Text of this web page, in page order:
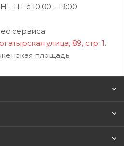
- ПТ с 10:00 - 19:00
сервиса:
улица, 89, стр. 1.
площадь